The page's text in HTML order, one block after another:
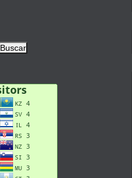
Buscar